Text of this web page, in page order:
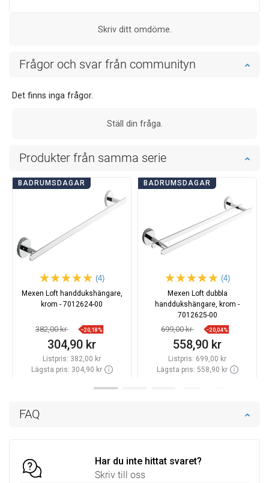
FAQ
Har du inte hittat svaret?
Skriv till oss
Skriv ditt omdöme.
Frågor och svar från communityn
Det finns inga frågor.
Ställ din fråga.
Produkter från samma serie
BADRUMSDAGAR
(4)
Mexen Loft handdukshängare,
krom - 7012624-00
382,00 kr −20,18%
304,90 kr
Listpris: 382,00 kr
Lägsta pris: 304,90 kr
BADRUMSDAGAR
(4)
Mexen Loft dubbla
handdukshängare, krom -
7012625-00
699,00 kr −20,04%
558,90 kr
Listpris: 699,00 kr
Lägsta pris: 558,90 kr